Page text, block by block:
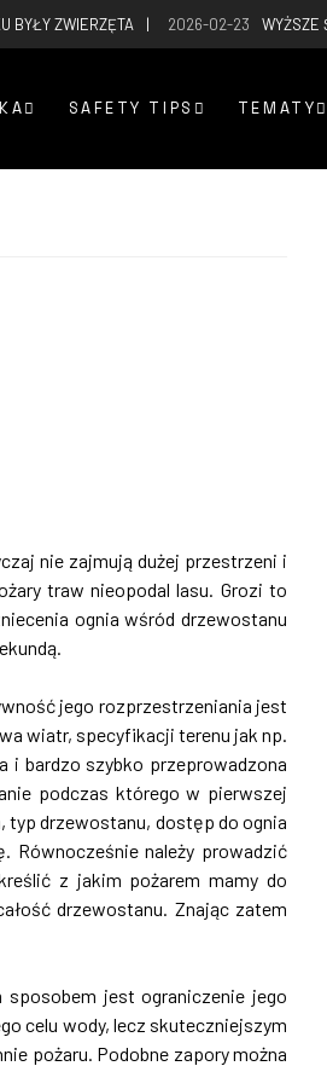
BYŁY ZWIERZĘTA 2026-02-23 WYŻSZE
SAFETY TIPS
TEMATY
nie zajmują dużej przestrzeni i
traw nieopodal lasu. Grozi to
ognia wśród drzewostanu
jego rozprzestrzeniania jest
wiatr, specyfikacji terenu jak np.
i bardzo szybko przeprowadzona
podczas którego w pierwszej
typ drzewostanu, dostęp do ognia
Równocześnie należy prowadzić
z jakim pożarem mamy do
drzewostanu. Znając zatem
sposobem jest ograniczenie jego
celu wody, lecz skuteczniejszym
pożaru. Podobne zapory można